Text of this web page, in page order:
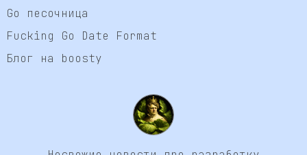
Go песочница
Fucking Go Date Format
Блог на boosty